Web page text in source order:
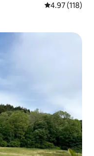
Calificación
4.97 (118)